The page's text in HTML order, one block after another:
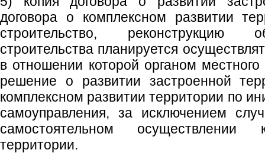
договора о комплексном развитии
строительство, реконструкцию
строительства планируется
в отношении которой органом
решение о развитии застроенной
комплексном развитии территории по
самоуправления, за исключением
самостоятельном осуществлении
территории.